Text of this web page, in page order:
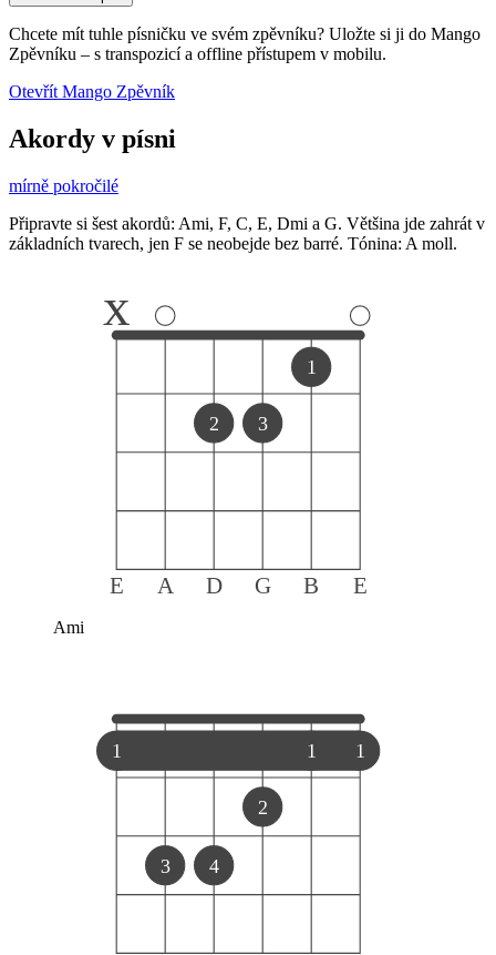
Chcete mít tuhle písničku ve svém zpěvníku? Uložte si ji do Mango
Zpěvníku – s transpozicí a offline přístupem v mobilu.
Otevřít Mango Zpěvník
Akordy v písni
mírně pokročilé
Připravte si šest akordů: Ami, F, C, E, Dmi a G. Většina jde zahrát v
základních tvarech, jen F se neobejde bez barré. Tónina: A moll.
E A D G B E
x
2 3
1
Ami
1 1 1
3 4
2